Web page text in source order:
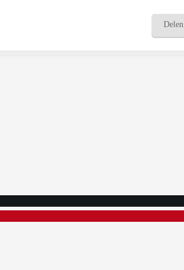
Delen